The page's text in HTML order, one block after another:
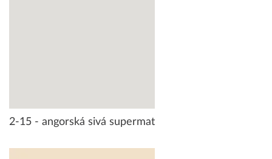
2-15 - angorská sivá supermat